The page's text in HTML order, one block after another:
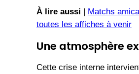
À lire aussi
Matchs
toutes les affiches à venir
Une atmosphère
Cette crise interne